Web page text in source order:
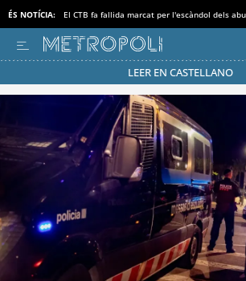
ÉS NOTÍCIA: El CTB fa fallida marcat per l'escàndol dels
LEER EN CASTELLANO
Passa’t al mode estalvi